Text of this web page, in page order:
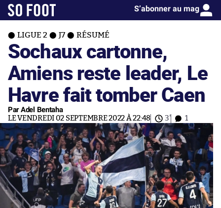
S’abonner au mag
LIGUE 2 J7 RÉSUMÉ
Sochaux cartonne,
Amiens reste leader, Le
Havre fait tomber Caen
Par Adel Bentaha
LE VENDREDI 02 SEPTEMBRE 2022 À 22:48 3' 1